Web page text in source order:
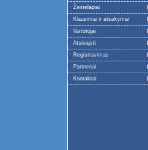
Žemėlapiai
Klausimai ir atsakymai
Vartotojai
Atsisiųsti
Registravimas
Partneriai
Kontaktai